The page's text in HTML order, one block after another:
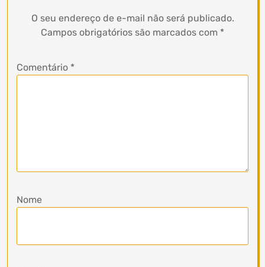
O seu endereço de e-mail não será publicado.
Campos obrigatórios são marcados com *
Comentário *
Nome